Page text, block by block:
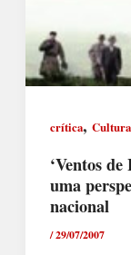
crítica, Cultura
‘Ventos
uma
nacional
/29/07/2007